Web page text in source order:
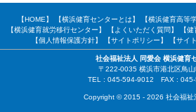
【HOME】 【横浜健育センターとは】 【横浜健育高等学
【横浜健育就労移行センター】
【よくいただく質問】 【
【個人情報保護方針】
【サイトポリシー】 【サイ
社会福祉法人 同愛会 横浜健育
〒222-0035 横浜市港北区鳥
TEL : 045-594-9012 FAX :
Copyright © 2015 - 2026 社会福祉